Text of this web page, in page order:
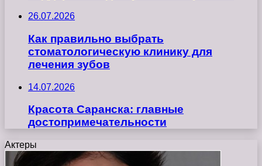
26.07.2026
Как правильно выбрать
стоматологическую клинику для
лечения зубов
14.07.2026
Красота Саранска: главные
достопримечательности
Актеры